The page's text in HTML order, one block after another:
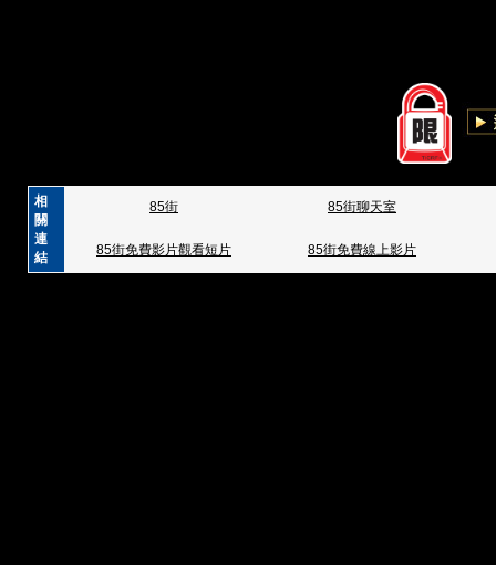
相
關
連
結
85街 85街聊天室
85街免費影片觀看短片 85街免費線上影片